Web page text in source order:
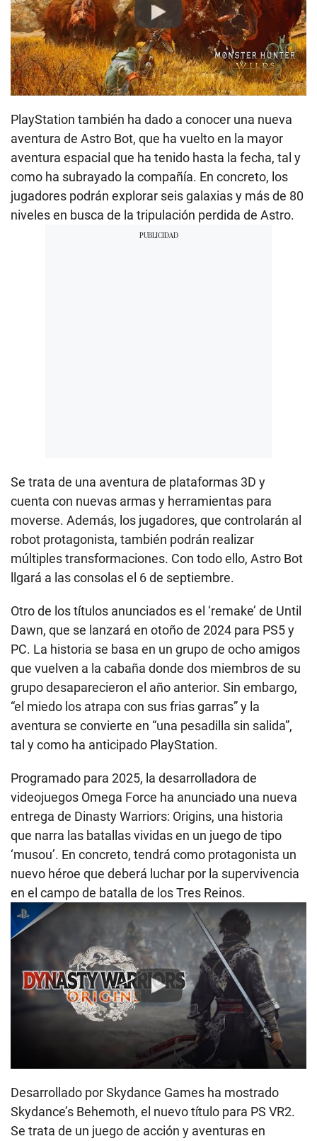
Play
PlayStation también ha dado a conocer una nueva
aventura de Astro Bot, que ha vuelto en la mayor
aventura espacial que ha tenido hasta la fecha, tal y
como ha subrayado la compañía. En concreto, los
jugadores podrán explorar seis galaxias y más de 80
niveles en busca de la tripulación perdida de Astro.
Se trata de una aventura de plataformas 3D y
cuenta con nuevas armas y herramientas para
moverse. Además, los jugadores, que controlarán al
robot protagonista, también podrán realizar
múltiples transformaciones. Con todo ello, Astro Bot
llgará a las consolas el 6 de septiembre.
Otro de los títulos anunciados es el ‘remake’ de Until
Dawn, que se lanzará en otoño de 2024 para PS5 y
PC. La historia se basa en un grupo de ocho amigos
que vuelven a la cabaña donde dos miembros de su
grupo desaparecieron el año anterior. Sin embargo,
“el miedo los atrapa con sus frias garras” y la
aventura se convierte en “una pesadilla sin salida”,
tal y como ha anticipado PlayStation.
Programado para 2025, la desarrolladora de
videojuegos Omega Force ha anunciado una nueva
entrega de Dinasty Warriors: Origins, una historia
que narra las batallas vividas en un juego de tipo
‘musou’. En concreto, tendrá como protagonista un
nuevo héroe que deberá luchar por la supervivencia
en el campo de batalla de los Tres Reinos.
Play
Desarrollado por Skydance Games ha mostrado
Skydance’s Behemoth, el nuevo título para PS VR2.
Se trata de un juego de acción y aventuras en